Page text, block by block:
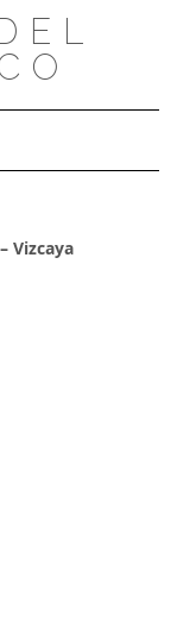
de navegación
Vizcaya